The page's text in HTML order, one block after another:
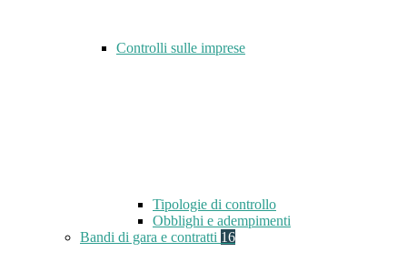
Controlli sulle imprese
Tipologie di controllo
Obblighi e adempimenti
Bandi di gara e contratti 16